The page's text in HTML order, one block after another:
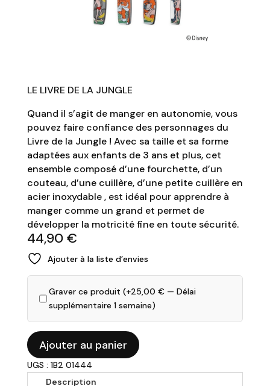
LE LIVRE DE LA JUNGLE
Quand il s’agit de manger en autonomie, vous
pouvez faire confiance des personnages du
Livre de la Jungle ! Avec sa taille et sa forme
adaptées aux enfants de 3 ans et plus, cet
ensemble composé d’une fourchette, d’un
couteau, d’une cuillère, d’une petite cuillère en
acier inoxydable , est idéal pour apprendre à
manger comme un grand et permet de
développer la motricité fine en toute sécurité.
44,90 €
Ajouter à la liste d’envies
Graver ce produit (+25,00 €— Délai
supplémentaire 1 semaine)
quantité
de
DISNEY
Ajouter au panier
UGS : 1B2 01444
Description